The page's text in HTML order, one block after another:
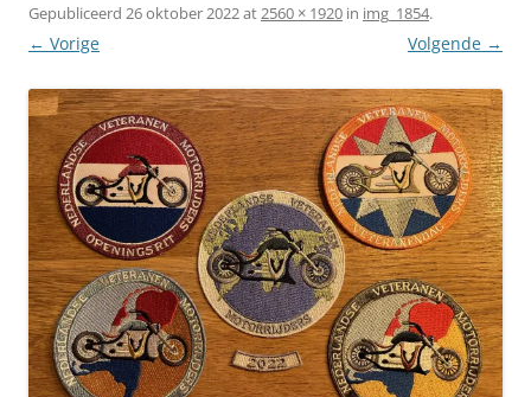
Gepubliceerd 26 oktober 2022at2560 × 1920 in img_1854.
← Vorige Volgende →